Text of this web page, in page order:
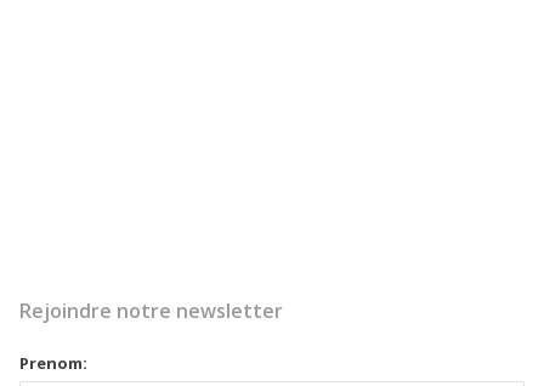
Rejoindre notre newsletter
Prenom: